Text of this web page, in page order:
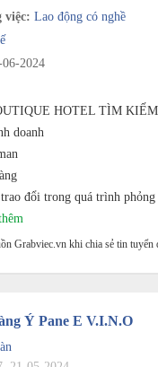
việc: Lao động có nghề
06-2024
HOTEL TÌM
doanh
đổi trong quá trình phỏng
Grabviec.vn khi chia sẻ tin tuyển
Ý Pane E V.i.n.o